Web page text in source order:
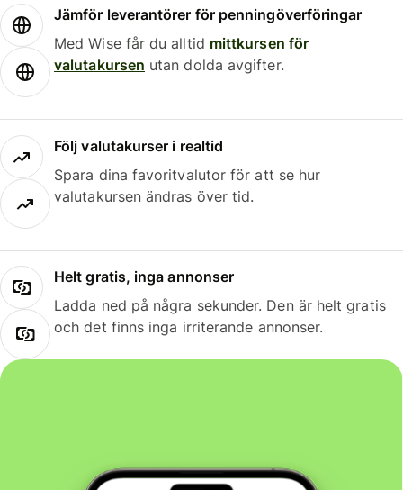
Jämför leverantörer för penningöverföringar
Med Wise får du alltid mittkursen för
valutakursen utan dolda avgifter.
Följ valutakurser i realtid
Spara dina favoritvalutor för att se hur
valutakursen ändras över tid.
Helt gratis, inga annonser
Ladda ned på några sekunder. Den är helt gratis
och det finns inga irriterande annonser.